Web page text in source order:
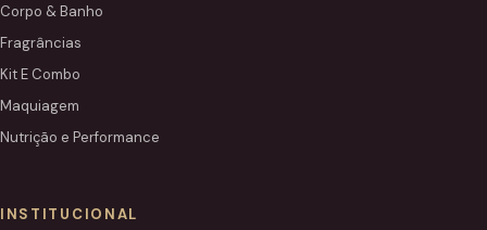
Corpo & Banho
Fragrâncias
Kit E Combo
Maquiagem
Nutrição e Performance
INSTITUCIONAL